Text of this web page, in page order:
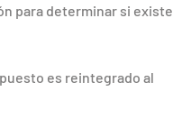
para determinar si existe
es reintegrado al